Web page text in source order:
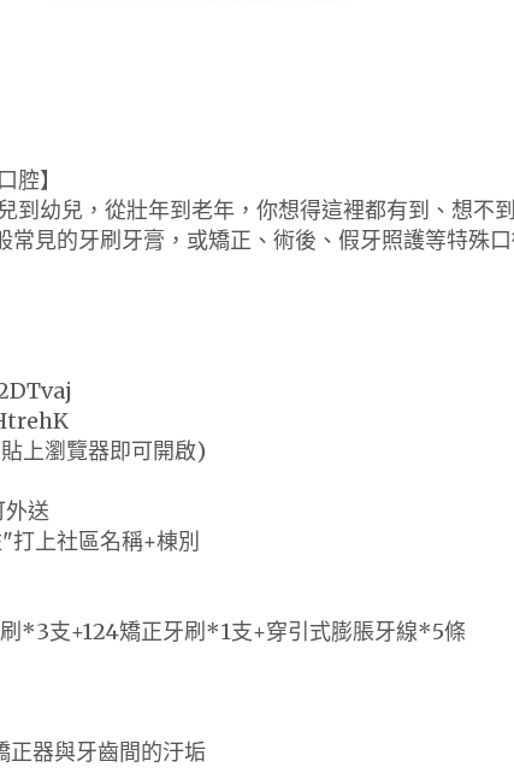
腔】
到幼兒，從壯年到老年，你想得這裡都有到、想不
常見的牙刷牙膏，或矯正、術後、假牙照護等特殊
上瀏覽器即可開啟)
外送
上社區名稱+棟別
*3支+124矯正牙刷*1支+穿引式膨脹牙線*5條
正器與牙齒間的汙垢